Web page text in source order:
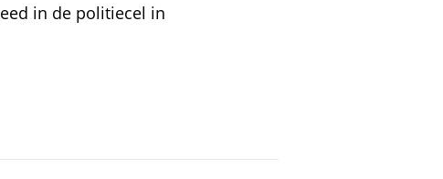
in de politiecel in